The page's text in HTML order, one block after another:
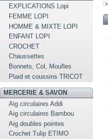
EXPLICATIONS Lopi
FEMME LOPI
HOMME & MIXTE LOPI
ENFANT LOPI
CROCHET
Chaussettes
Bonnets, Col, Moufles
Plaid et coussins TRICOT
MERCERIE & SAVON
Aig circulaires Addi
Aig circulaires Bambou
Aig doubles pointes
Crochet Tulip ETIMO